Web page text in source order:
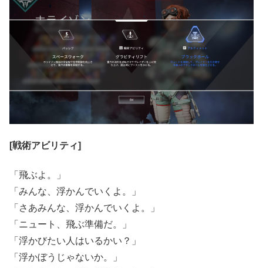
[戦術アビリティ]
「飛ぶよ。」
「みんな、浮かんでいくよ。」
「さあみんな、浮かんでいくよ。」
「ニュート、飛ぶ準備だ。」
「浮かびたい人はいるかい？」
「浮かぼうじゃないか。」